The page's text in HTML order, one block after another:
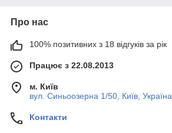
Про нас
100% позитивних з 18 відгуків за рік
Працює з 22.08.2013
м. Київ
вул. Синьоозерна 1/50, Київ, Україна
Контакти